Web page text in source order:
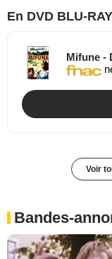
En DVD BLU-RAY
Mifune -
Voir
Bandes-